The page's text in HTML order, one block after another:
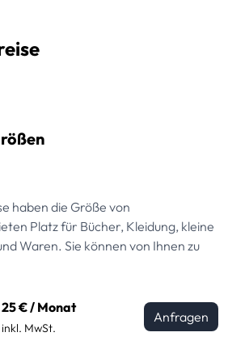
haben die Größe von
Platz für Bücher, Kleidung, kleine
Waren. Sie können von Ihnen zu
25 € / Monat
inkl. MwSt.
Anfragen